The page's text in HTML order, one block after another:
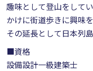
趣味として登山をして
かけに街道歩きに興味を
その延長として日本列
■資格
設備設計一級建築士